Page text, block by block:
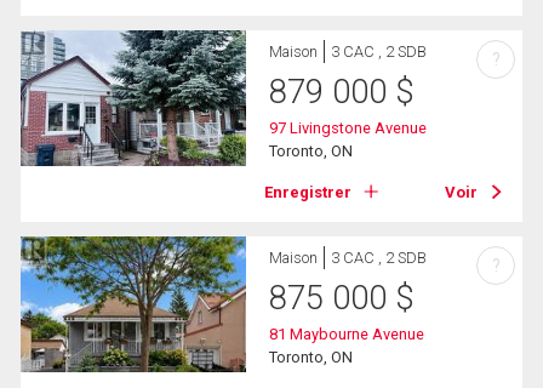
Maison 3 CAC , 2 SDB
879 000 $
97 Livingstone Avenue
Toronto, ON
Enregistrer Voir
?
Maison 3 CAC , 2 SDB
875 000 $
81 Maybourne Avenue
Toronto, ON
?